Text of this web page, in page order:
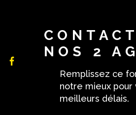
NOS 2
Remplissez ce
notre mieux pour
meilleurs délais.